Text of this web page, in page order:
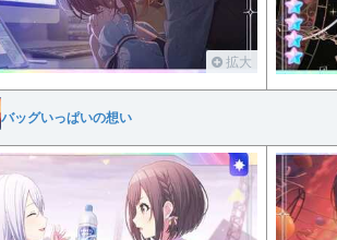
拡大
バッグいっぱいの想い